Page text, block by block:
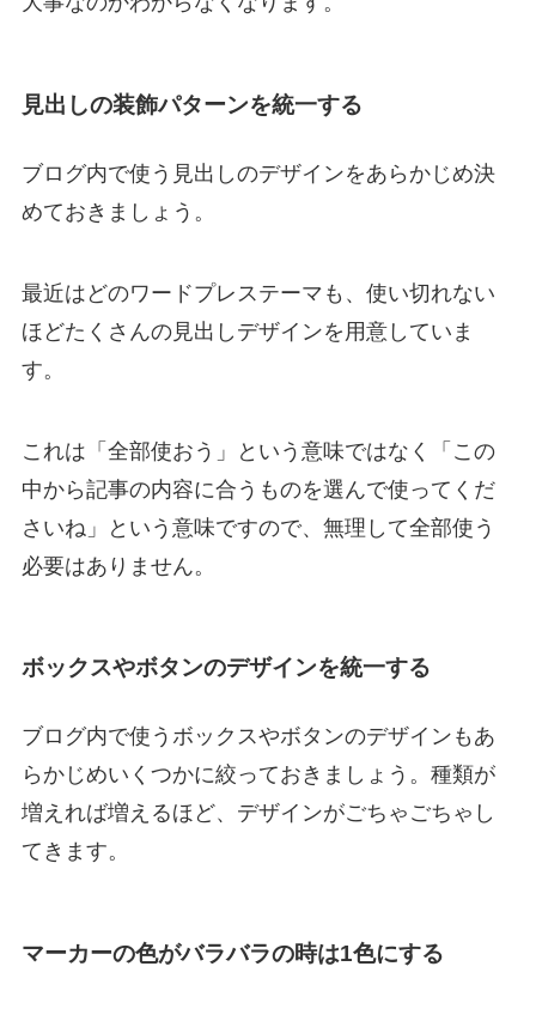
見出しの装飾パターンを統一する
ブログ内で使う見出しのデザインをあらかじめ決
めておきましょう。
最近はどのワードプレステーマも、使い切れない
ほどたくさんの見出しデザインを用意していま
す。
これは「全部使おう」という意味ではなく「この
中から記事の内容に合うものを選んで使ってくだ
さいね」という意味ですので、無理して全部使う
必要はありません。
ボックスやボタンのデザインを統一する
ブログ内で使うボックスやボタンのデザインもあ
らかじめいくつかに絞っておきましょう。種類が
増えれば増えるほど、デザインがごちゃごちゃし
てきます。
マーカーの色がバラバラの時は1色にする